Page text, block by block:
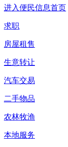
进入便民信息首页
求职
房屋租售
生意转让
汽车交易
二手物品
农林牧渔
本地服务